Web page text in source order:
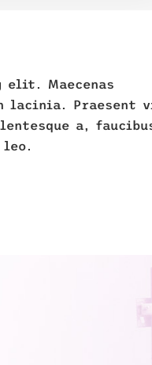
elit. Maecenas
lacinia. Praesent
a,
leo.